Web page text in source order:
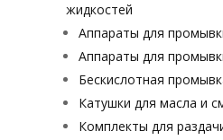
жидкостей
Аппараты для
Аппараты для
Бескислотная
Катушки для масла и
Комплекты для